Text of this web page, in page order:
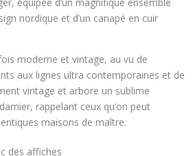
nordique et d’un canapé en cuir
moderne et vintage, au vu de
aux lignes ultra contemporaines et de
vintage et arbore un sublime
rappelant ceux qu’on peut
maisons de maître.